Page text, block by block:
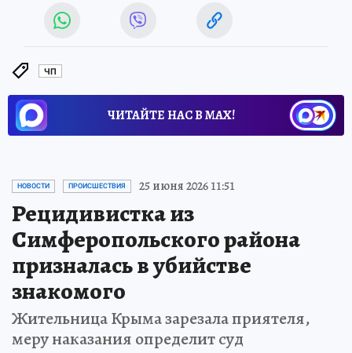
ЧП
ЧИТАЙТЕ НАС В МАХ!
НОВОСТИ ПРОИСШЕСТВИЯ 25 июня 2026 11:51
Рецидивистка из
Симферопольского района
призналась в убийстве
знакомого
Жительница Крыма зарезала приятеля,
меру наказания определит суд